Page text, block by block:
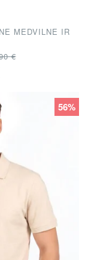
MEDVILNE IR
€
56%